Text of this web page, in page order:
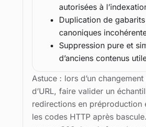
autorisées à
Duplication de
canoniques
Suppression pure et
d’anciens contenus
Astuce : lors d’un
d’URL, faire valider un
redirections en préproduction
les codes HTTP après